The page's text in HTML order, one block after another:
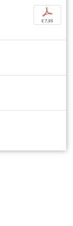
p
€ 7,95